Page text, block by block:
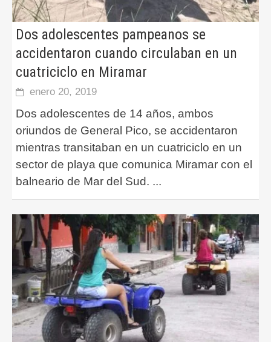
Dos adolescentes pampeanos se
accidentaron cuando circulaban en un
cuatriciclo en Miramar
enero 20, 2019
Dos adolescentes de 14 años, ambos
oriundos de General Pico, se accidentaron
mientras transitaban en un cuatriciclo en un
sector de playa que comunica Miramar con el
balneario de Mar del Sud. ...